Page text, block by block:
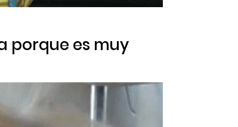
porque es muy